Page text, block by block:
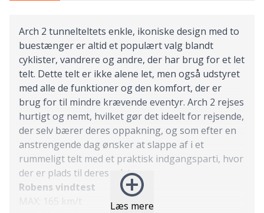
Læs mere
Arch 2 tunnelteltets enkle, ikoniske design med to
buestænger er altid et populært valg blandt
cyklister, vandrere og andre, der har brug for et let
telt. Dette telt er ikke alene let, men også udstyret
med alle de funktioner og den komfort, der er
brug for til mindre krævende eventyr. Arch 2 rejses
hurtigt og nemt, hvilket gør det ideelt for rejsende,
der selv bærer deres oppakning, og som efter en
anstrengende dag ønsker at slappe af i et
rummeligt telt med et praktisk indgangsparti, hvor
der er plads til deres udstyr.
Robens vindtest
MAX: 165 km/t